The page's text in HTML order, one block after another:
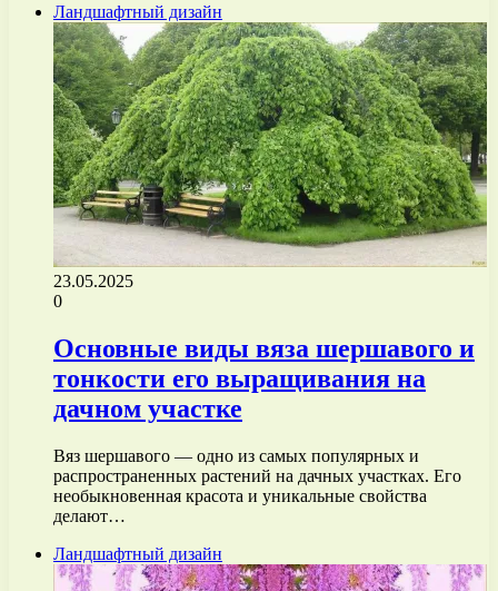
Ландшафтный дизайн
23.05.2025
0
Основные виды вяза шершавого и
тонкости его выращивания на
дачном участке
Вяз шершавого — одно из самых популярных и
распространенных растений на дачных участках. Его
необыкновенная красота и уникальные свойства
делают…
Ландшафтный дизайн